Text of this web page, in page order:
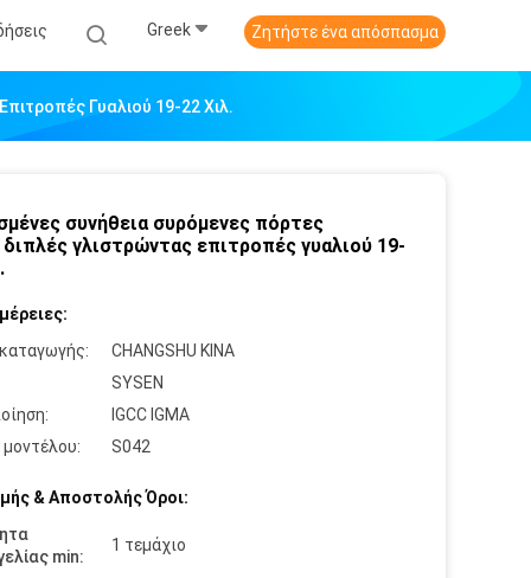
Greek Ζητήστε ένα απόσπασμα
Γυαλιού 19-22 Χιλ.
συνήθεια συρόμενες πόρτες
γλιστρώντας επιτροπές γυαλιού 19-
CHANGSHU ΚΙΝΑ
SYSEN
IGCC IGMA
S042
& Αποστολής Όροι:
min:
1 τεμάχιο